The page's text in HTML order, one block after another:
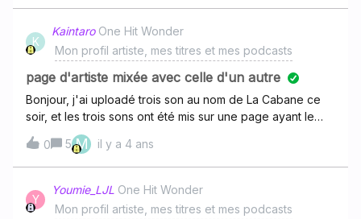
réponse.Morceau
1 https://deezer.page.link/GkTESCMopJGVRTJw7Morcea
u
2 https://deezer.page.link/DkbaFtHk3U9MWw538Morcea
u 3
https://deezer.page.link/AmCxDxm1YcGWrJsU6Morceau
4 https://deezer.page.link/zsScPhLKR5jwtauS9 Ma page
artiste
https://deezer.page.link/ATQUsPMfARKMqKq77 Cordiale
K
Kaintaro One Hit Wonder
Mon profil artiste, mes titres et mes podcasts
page d'artiste mixée avec celle d'un autre
Bonjour, j'ai uploadé trois son au nom de La Cabane ce
soir, et les trois sons ont été mis sur une page ayant le
même nom. Si quelqu'un pouvait m'aider ^^
0
5 M il y a 4 ans
Y
Youmie_LJL One Hit Wonder
Mon profil artiste, mes titres et mes podcasts